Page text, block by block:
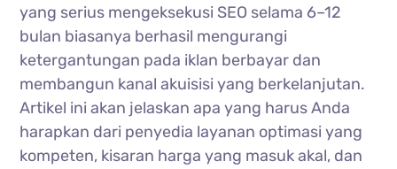
yang serius mengeksekusi SEO selama 6–12
bulan biasanya berhasil mengurangi
ketergantungan pada iklan berbayar dan
membangun kanal akuisisi yang berkelanjutan.
Artikel ini akan jelaskan apa yang harus Anda
harapkan dari penyedia layanan optimasi yang
kompeten, kisaran harga yang masuk akal, dan